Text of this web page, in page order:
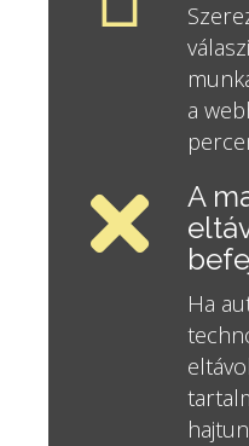
a
A
Ha